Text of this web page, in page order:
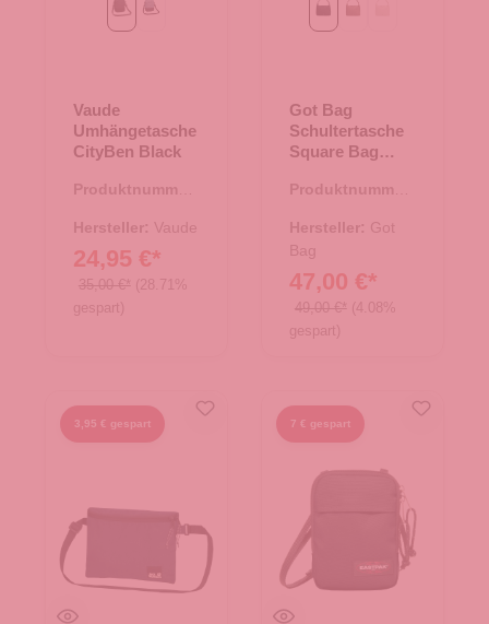
Blackheron
Vaude
Umhängetasche
CityBen Black
Produktnummer:
Hersteller: Vaude
24,95 €*
35,00 €* (28.71%
gespart)
black monochrome
monochrome oyster
Got Bag
Schultertasche
Square Bag
monochrome
Produktnummer:
Hersteller: Got
Bag
47,00 €*
49,00 €* (4.08%
gespart)
3,95 € gespart 7 € gespart